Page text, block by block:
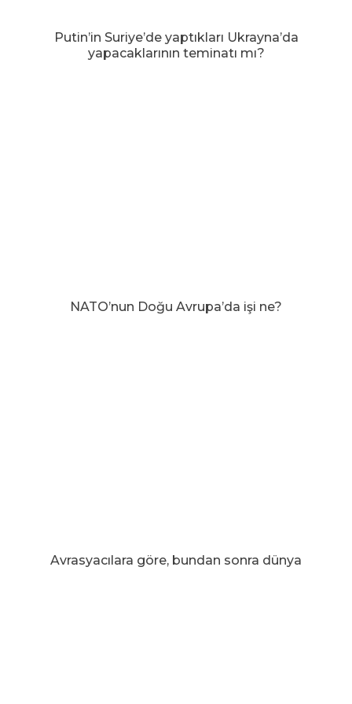
Putin’in Suriye’de yaptıkları Ukrayna’da
yapacaklarının teminatı mı?
NATO’nun Doğu Avrupa’da işi ne?
Avrasyacılara göre, bundan sonra dünya